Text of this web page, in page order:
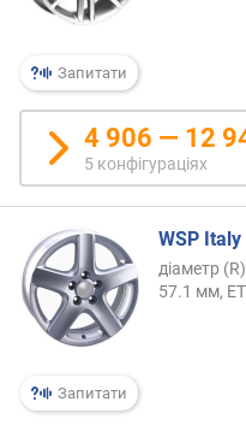
Запитати
4 906 — 12
5 конфігураціях
Запитати
WSP Italy
діаметр
57.1 мм,